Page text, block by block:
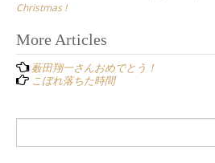
Christmas !
Post
navigation
More Articles
薮田翔一さんおめでとう！
こぼれ落ちた時間